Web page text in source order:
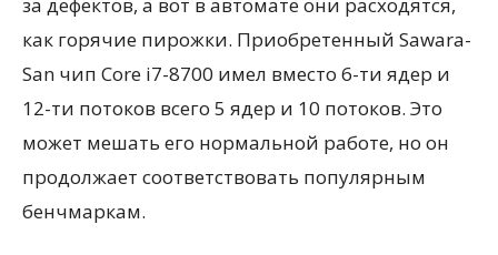
как горячие пирожки. Приобретенный Sawara-
San чип Core i7-8700 имел вместо 6-ти ядер и
12-ти потоков всего 5 ядер и 10 потоков. Это
может мешать его нормальной работе, но он
продолжает соответствовать популярным
бенчмаркам.